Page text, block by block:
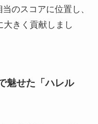
のスコアに位置し、
大きく貢献しまし
魅せた「ハレル